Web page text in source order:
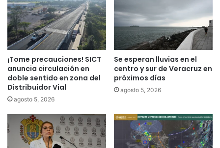
¡Tome precauciones! SICT
anuncia circulación en
doble sentido en zona del
Distribuidor Vial
agosto 5, 2026
Se esperan lluvias en el
centro y sur de Veracruz en
próximos días
agosto 5, 2026